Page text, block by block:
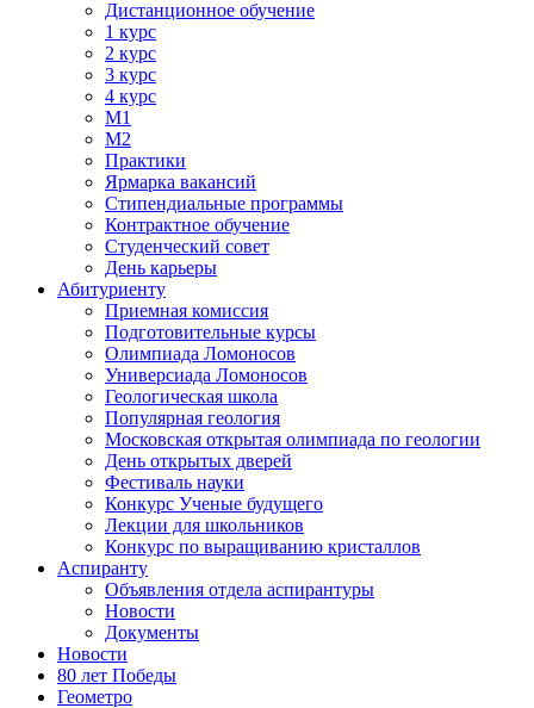
Дистанционное обучение
1 курс
2 курс
3 курс
4 курс
М1
М2
Практики
Ярмарка вакансий
Стипендиальные программы
Контрактное обучение
Студенческий совет
День карьеры
Абитуриенту
Приемная комиссия
Подготовительные курсы
Олимпиада Ломоносов
Универсиада Ломоносов
Геологическая школа
Популярная геология
Московская открытая олимпиада по геологии
День открытых дверей
Фестиваль науки
Конкурс Ученые будущего
Лекции для школьников
Конкурс по выращиванию кристаллов
Аспиранту
Объявления отдела аспирантуры
Новости
Документы
Новости
80 лет Победы
Геометро